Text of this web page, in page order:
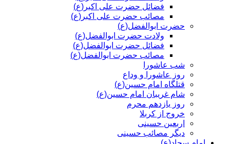
فضائل حضرت علی اکبر(ع)
مصائب حضرت علی اکبر(ع)
حضرت ابوالفضل(ع)
ولادت حضرت ابوالفضل(ع)
فضائل حضرت ابوالفضل(ع)
مصائب حضرت ابوالفضل(ع)
شب عاشورا
روز عاشورا و وداع
قتلگاه امام حسین(ع)
شام غریبان امام حسین(ع)
روز یازدهم محرم
خروج از کربلا
اربعین حسینی
دیگر مصائب حسینی